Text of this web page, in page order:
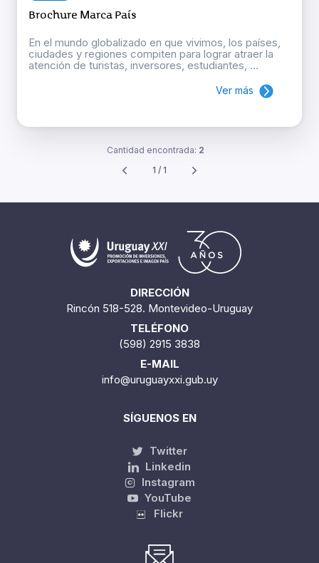
Brochure Marca País
En el mundo globalizado en que vivimos, los países,
ciudades y regiones compiten para lograr atraer la
atención de turistas, inversores, estudiantes, ...
Ver más
Cantidad encontrada: 2
1 / 1
DIRECCIÓN
Rincón 518-528. Montevideo-Uruguay
TELÉFONO
(598) 2915 3838
E-MAIL
info@uruguayxxi.gub.uy
SÍGUENOS EN
Twitter
Linkedin
Instagram
YouTube
Flickr